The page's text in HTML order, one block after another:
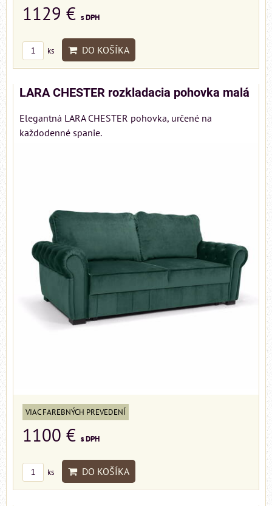
1129 € s DPH
ks DO KOŠÍKA
LARA CHESTER rozkladacia pohovka malá
Elegantná LARA CHESTER pohovka, určené na
každodenné spanie.
VIAC FAREBNÝCH PREVEDENÍ
1100 € s DPH
ks DO KOŠÍKA